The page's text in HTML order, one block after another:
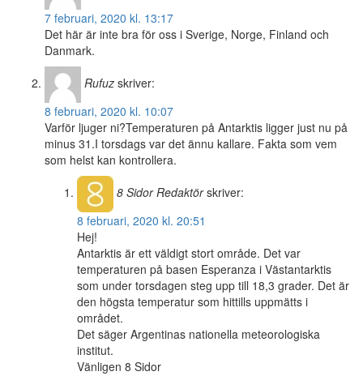
7 februari, 2020 kl. 13:17
Det här är inte bra för oss i Sverige, Norge, Finland och
Danmark.
Rufuz skriver:
8 februari, 2020 kl. 10:07
Varför ljuger ni?Temperaturen på Antarktis ligger just nu på
minus 31.I torsdags var det ännu kallare. Fakta som vem
som helst kan kontrollera.
8 SidorRedaktör skriver:
8 februari, 2020 kl. 20:51
Hej!
Antarktis är ett väldigt stort område. Det var
temperaturen på basen Esperanza i Västantarktis
som under torsdagen steg upp till 18,3 grader. Det är
den högsta temperatur som hittills uppmätts i
området.
Det säger Argentinas nationella meteorologiska
institut.
Vänligen 8 Sidor